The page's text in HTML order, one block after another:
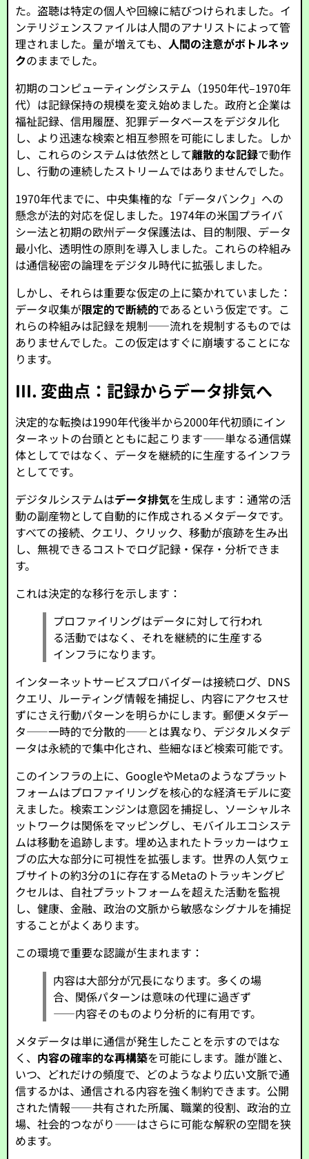
た。盗聴は特定の個人や回線に結びつけられました。イ
ンテリジェンスファイルは人間のアナリストによって管
理されました。量が増えても、人間の注意がボトルネッ
クのままでした。
初期のコンピューティングシステム（1950年代–1970年
代）は記録保持の規模を変え始めました。政府と企業は
福祉記録、信用履歴、犯罪データベースをデジタル化
し、より迅速な検索と相互参照を可能にしました。しか
し、これらのシステムは依然として離散的な記録で動作
し、行動の連続したストリームではありませんでした。
1970年代までに、中央集権的な「データバンク」への
懸念が法的対応を促しました。1974年の米国プライバ
シー法と初期の欧州データ保護法は、目的制限、データ
最小化、透明性の原則を導入しました。これらの枠組み
は通信秘密の論理をデジタル時代に拡張しました。
しかし、それらは重要な仮定の上に築かれていました：
データ収集が限定的で断続的であるという仮定です。こ
れらの枠組みは記録を規制——流れを規制するものでは
ありませんでした。この仮定はすぐに崩壊することにな
ります。
III. 変曲点：記録からデータ排気へ
決定的な転換は1990年代後半から2000年代初頭にイン
ターネットの台頭とともに起こります——単なる通信媒
体としてではなく、データを継続的に生産するインフラ
としてです。
デジタルシステムはデータ排気を生成します：通常の活
動の副産物として自動的に作成されるメタデータです。
すべての接続、クエリ、クリック、移動が痕跡を生み出
し、無視できるコストでログ記録・保存・分析できま
す。
これは決定的な移行を示します：
プロファイリングはデータに対して行われ
る活動ではなく、それを継続的に生産する
インフラになります。
インターネットサービスプロバイダーは接続ログ、DNS
クエリ、ルーティング情報を捕捉し、内容にアクセスせ
ずにさえ行動パターンを明らかにします。郵便メタデー
タ——一時的で分散的——とは異なり、デジタルメタデ
ータは永続的で集中化され、些細なほど検索可能です。
このインフラの上に、GoogleやMetaのようなプラット
フォームはプロファイリングを核心的な経済モデルに変
えました。検索エンジンは意図を捕捉し、ソーシャルネ
ットワークは関係をマッピングし、モバイルエコシステ
ムは移動を追跡します。埋め込まれたトラッカーはウェ
ブの広大な部分に可視性を拡張します。世界の人気ウェ
ブサイトの約3分の1に存在するMetaのトラッキングピ
クセルは、自社プラットフォームを超えた活動を監視
し、健康、金融、政治の文脈から敏感なシグナルを捕捉
することがよくあります。
この環境で重要な認識が生まれます：
内容は大部分が冗長になります。多くの場
合、関係パターンは意味の代理に過ぎず
——内容そのものより分析的に有用です。
メタデータは単に通信が発生したことを示すのではな
く、 内容の確率的な再構築を可能にします。誰が誰と、
いつ、どれだけの頻度で、どのようなより広い文脈で通
信するかは、通信される内容を強く制約できます。公開
された情報——共有された所属、職業的役割、政治的立
場、社会的つながり——はさらに可能な解釈の空間を狭
めます。